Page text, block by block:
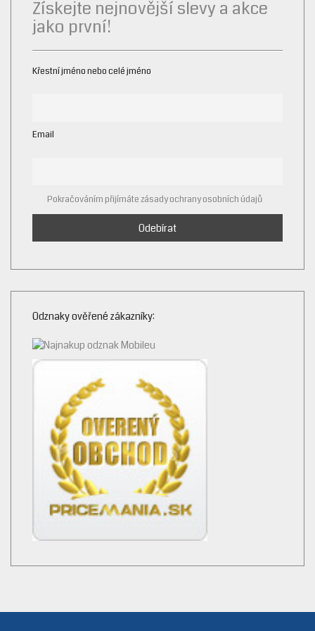
ON
PAGE
Získejte nejnovější slevy a akce
jako první!
Křestní jméno nebo celé jméno
Email
Pokračováním přijímáte zásady ochrany osobních údajů
Odznaky ověřené zákazníky: